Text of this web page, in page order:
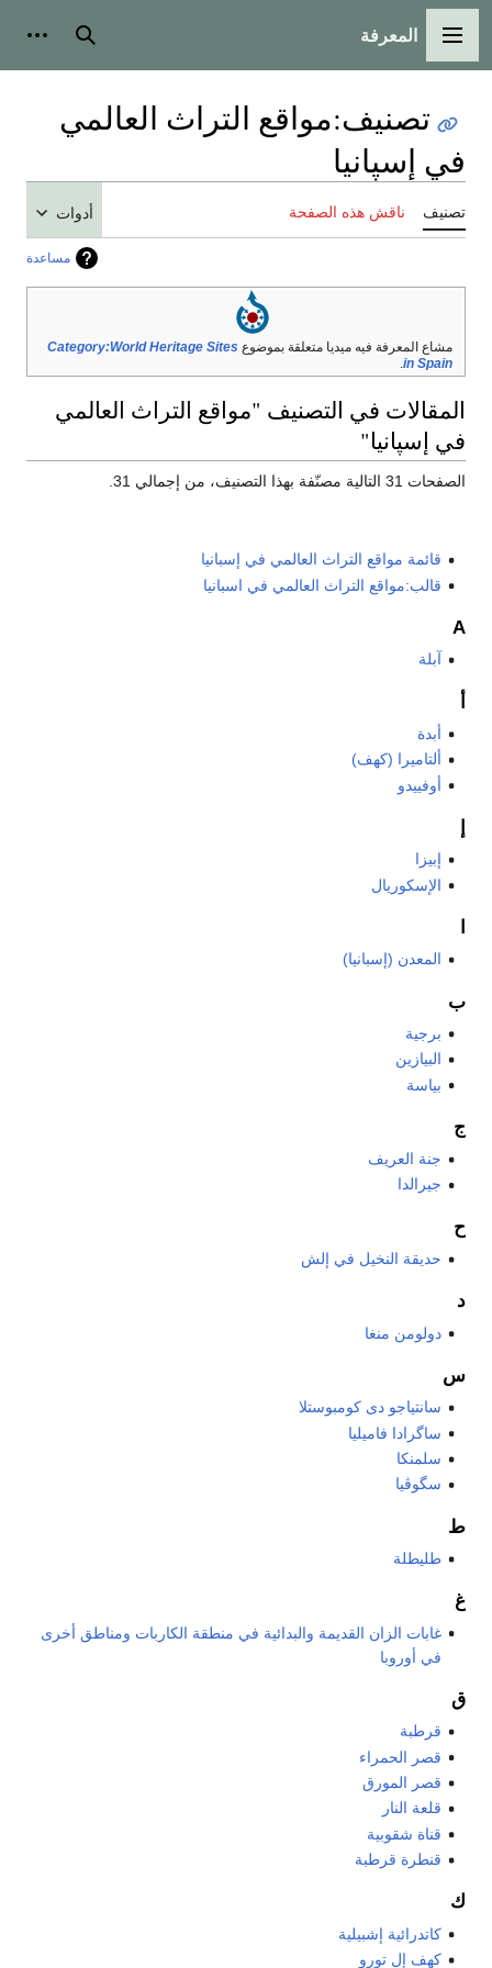
القائمة الرئيسية
المعرفة بحث
تصنيف:مواقع التراث العالمي
في إسپانيا
تصنيف ناقش هذه الصفحة أدوات
مساعدة
مشاع المعرفة فيه ميديا متعلقة بموضوع Category:World Heritage Sites
in Spain
.
المقالات في التصنيف "مواقع التراث العالمي
في إسپانيا"
الصفحات 31 التالية مصنّفة بهذا التصنيف، من إجمالي 31.
قائمة مواقع التراث العالمي في إسبانيا
قالب:مواقع التراث العالمي في اسبانيا
A
آبلة
أبدة
ألتاميرا (كهف)
أوفييدو
إ
إبيزا
الإسكوريال
المعدن (إسبانيا)
ب
برجية
البيازين
بياسة
ج
جنة العريف
جيرالدا
ح
حديقة النخيل في إلش
د
دولومن منغا
س
سانتياجو دى كومبوستلا
ساگرادا فاميليا
سلمنكا
سگوڤيا
ط
طليطلة
غ
غابات الزان القديمة والبدائية في منطقة الكاربات ومناطق أخرى
في أوروبا
ق
قرطبة
قصر الحمراء
قصر المورق
قلعة النار
قناة شقوبية
قنطرة قرطبة
ك
كاتدرائية إشبيلية
كهف إل تورو